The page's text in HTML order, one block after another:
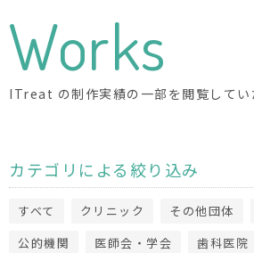
Works
ITreat の制作実績の一部を閲覧してい
カテゴリによる絞り込み
すべて クリニック その他団体
公的機関
医師会・学会 歯科医院